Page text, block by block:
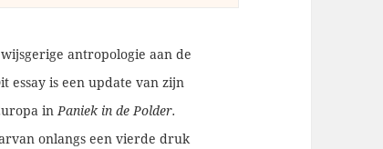
antropologie aan de
essay is een update van zijn
inPaniek in de Polder.
onlangs een vierde druk